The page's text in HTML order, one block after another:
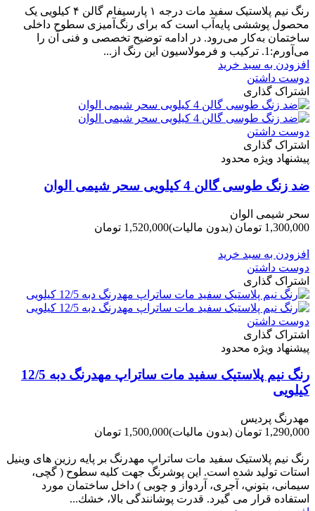
رنگ نیم‌ پلاستیک سفید مات درجه ۱ پارسیفام گالن ۴ کیلویی یک
محصول پوششی پایه‌آب است که برای رنگ‌آمیزی سطوح داخلی
ساختمان به‌کار می‌رود. در ادامه توضیح تخصصی و فنی آن را
می‌آورم:1. ترکیب و فرمولاسیون این رنگ از...
افزودن به سبد خرید
دوست داشتن
اشتراک گذاری
دوست داشتن
اشتراک گذاری
پیشنهاد ویژه محدود
ضد زنگ طوسی گالن 4 کیلویی سحر شیمی الوان
سحر شیمی الوان
1,300,000 تومان
(بدون مالیات)1,520,000 تومان
افزودن به سبد خرید
دوست داشتن
اشتراک گذاری
دوست داشتن
اشتراک گذاری
پیشنهاد ویژه محدود
رنگ نیم پلاستیک سفید مات ساتراپ مهدرنگ دبه 12/5
کیلویی
مهدرنگ پردیس
1,290,000 تومان
(بدون مالیات)1,500,000 تومان
رنگ نیم پلاستیک سفید مات ساتراپ مهدرنگ بر پایه رزین های وینیل
استات تولید شده است. این پوشرنگ جهت کلیه سطوح ( گچی،
سیمانی، بتوني، آجری، آردواز و چوبی ) داخل ساختمان مورد
استفاده قرار می گیرد. قدرت پوشانندگی بالا، خشك...